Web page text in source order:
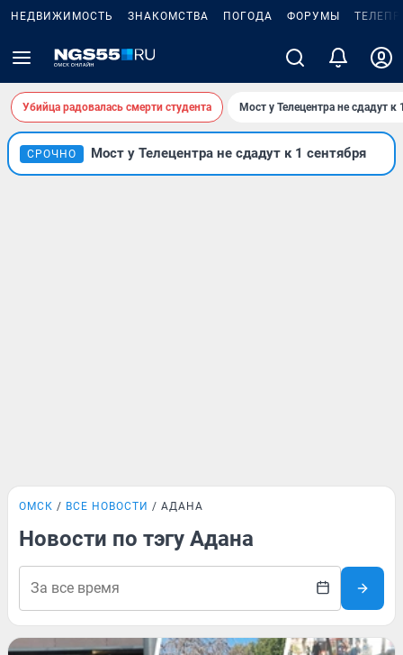
НЕДВИЖИМОСТЬ ЗНАКОМСТВА ПОГОДА ФОРУМЫ
Убийца радовалась смерти студента Мост у Телецентра не сдадут к
СРОЧНО Мост у Телецентра не сдадут к 1 сентября
ОМСК ВСЕ НОВОСТИ АДАНА
Новости по тэгу Адана